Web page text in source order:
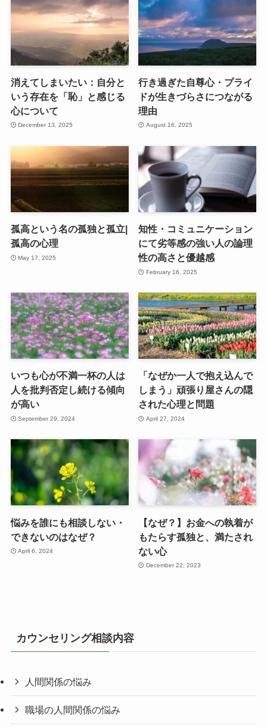
消えてしまいたい：自分と
いう存在を「恥」と感じる
心について
December 13, 2025
行き過ぎた自尊心・プライ
ドが生きづらさにつながる
理由
August 16, 2025
孤高という名の孤独と孤立|
孤高の心理
May 17, 2025
知性・コミュニケーション
にて劣等感の強い人の論理
性の高さと優越感
February 16, 2025
いつも心が不満一杯の人は
人を批判否定し続ける傾向
が高い
September 29, 2024
「なぜか一人で抱え込んで
しまう」頑張り屋さんの隠
された心理と問題
April 27, 2024
悩みを誰にも相談しない・
できないのはなぜ？
April 6, 2024
【なぜ？】お金への執着が
もたらす孤独と、満たされ
ない心
December 22, 2023
カウンセリング相談内容
人間関係の悩み
職場の人間関係の悩み